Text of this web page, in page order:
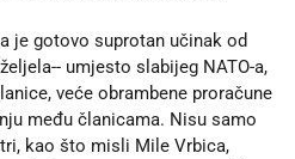
je gotovo suprotan učinak od
umjesto slabijeg NATO-a,
veće obrambene proračune
među članicama. Nisu samo
kao što misli Mile Vrbica,